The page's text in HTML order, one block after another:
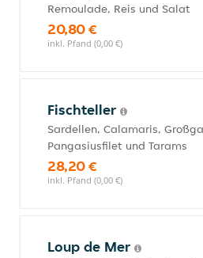
Remoulade, Reis und Salat
20,80 €
inkl. Pfand (0,00 €)
Fischteller
Sardellen, Calamaris,
Pangasiusfilet und Tarams
28,20 €
inkl. Pfand (0,00 €)
Loup de Mer